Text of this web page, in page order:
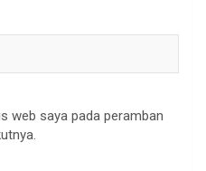
web saya pada peramban